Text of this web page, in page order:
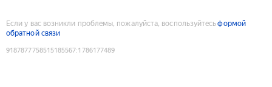
Если у вас возникли проблемы, пожалуйста, воспользуйтесьформой
обратной связи
9187877758515185567:1786177489